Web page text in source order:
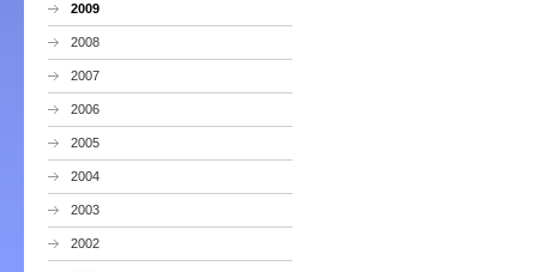
2009
2008
2007
2006
2005
2004
2003
2002